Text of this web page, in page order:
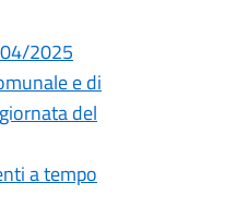
2025
e di
del
a tempo